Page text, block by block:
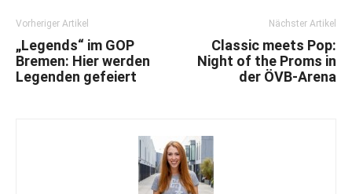
Vorheriger Artikel
„Legends“ im GOP
Bremen: Hier werden
Legenden gefeiert
Nächster Artikel
Classic meets Pop:
Night of the Proms in
der ÖVB-Arena